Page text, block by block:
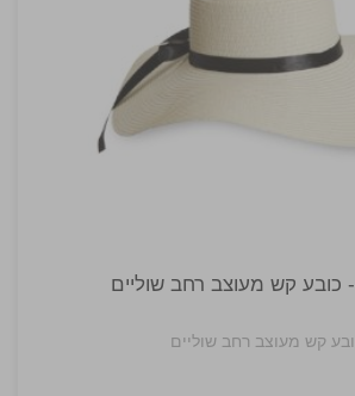
כובע קש מעוצב רחב שוליים
קש מעוצב רחב שוליים